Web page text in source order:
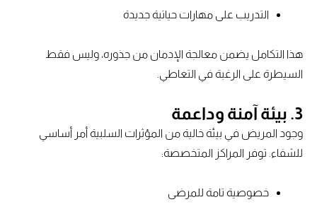
التدريب على مهارات حياتية جديدة
هذا التكامل يضمن معالجة الإدمان من جذوره، وليس فقط
السيطرة على الرغبة في التعاطي.
3. بيئة آمنة وداعمة
وجود المريض في بيئة خالية من المؤثرات السلبية أمر أساسي
للشفاء. توفر المراكز المتخصصة:
خصوصية تامة للمرضى